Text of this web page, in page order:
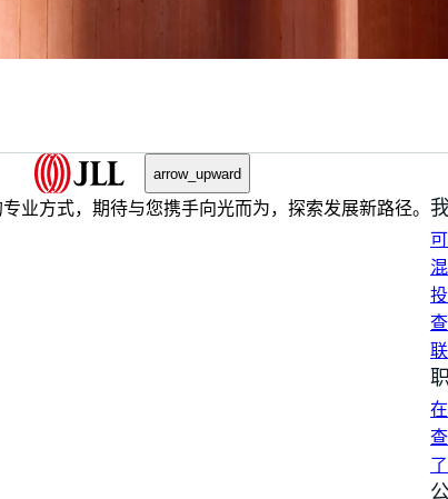
arrow_upward
业方式，期待与您携手向光而为，探索发展新路径。